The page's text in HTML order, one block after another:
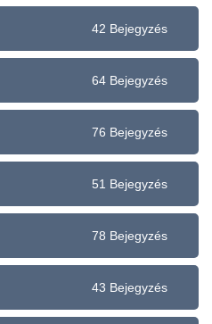
42 Bejegyzés
64 Bejegyzés
76 Bejegyzés
51 Bejegyzés
78 Bejegyzés
43 Bejegyzés